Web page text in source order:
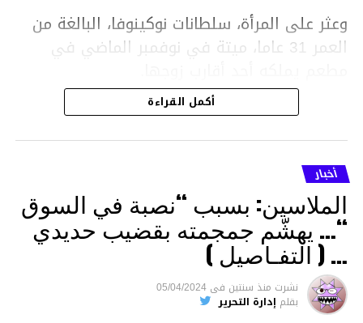
وعثر على المرأة، سلطانات نوكينوفا، البالغة من
العمر 31 عاما، ميتة في نوفمبر الماضي في
ووفقا لتقرير الطبيب الشرعي، توفيت نوكينوفا
متأثرة بصدمة في الدماغ، وكانت إحدى عظام
أنفها مكسورة وكانت هناك كدمات متعددة على
وجهها ورأسها وذراعيها ويديها.
ويواجه بيشيمباييف (43 عاما) اتهامات بالتعذيب
والقتل باستخدام العنف الشديد ويواجه عقوبة
السجن لمدة تصل إلى 20 عاما.
الأخبار
أكمل القراءة
أخبار
الملاسين: بسبب “نصبة في السوق
“… يهشّم جمجمته بقضيب حديدي
… ( التفـاصيل )
نشرت منذ سنتين فى 05/04/2024
بقلم إدارة التحرير